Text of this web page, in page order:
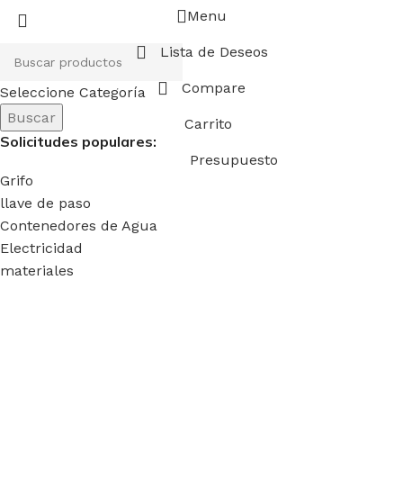
Seleccione Categoría
Buscar
Solicitudes populares:
Grifo
llave de paso
Contenedores de Agua
Electricidad
materiales
Menu
Lista de Deseos
Compare
Carrito
Presupuesto